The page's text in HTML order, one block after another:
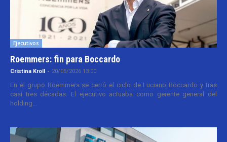
Ejecutivos
Roemmers: fin para Boccardo
Cristina Kroll - 20/05/2026 13:00
En el grupo Roemmers se cerró el ciclo de Luciano Boccardo y tras
casi tres décadas. El ejecutivo actuaba como gerente general del
holding...